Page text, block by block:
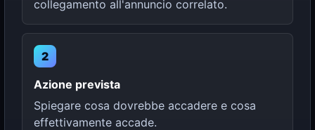
collegamento all'annuncio correlato.
2
Azione prevista
Spiegare cosa dovrebbe accadere e cosa
effettivamente accade.